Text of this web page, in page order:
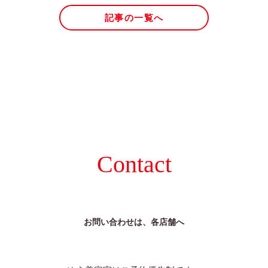
記事の一覧へ
Contact
お問い合わせは、各店舗へ